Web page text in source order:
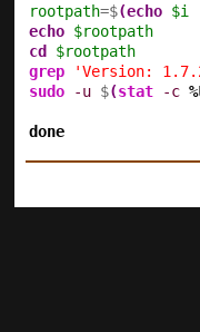
rootpath=$(echo $i
echo $rootpath
cd
$rootpath
grep
'Version:
sudo
-u $(stat -c %
done